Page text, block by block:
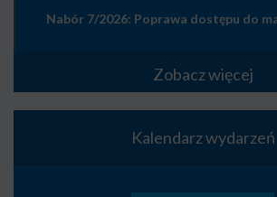
Zobacz więcej
Kalendarz wydarzeń